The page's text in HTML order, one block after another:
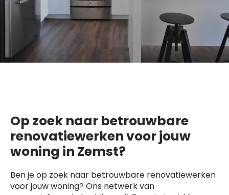
Op zoek naar betrouwbare
renovatiewerken voor jouw
woning in Zemst?
Ben je op zoek naar betrouwbare renovatiewerken
voor jouw woning? Ons netwerk van